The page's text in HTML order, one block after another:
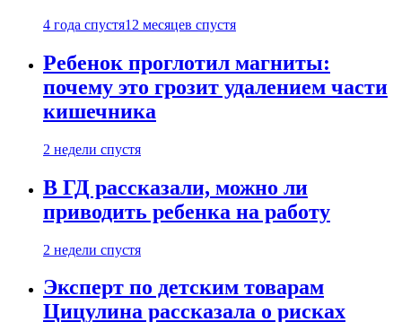
4 года спустя12 месяцев спустя
Ребенок проглотил магниты:
почему это грозит удалением части
кишечника
2 недели спустя
В ГД рассказали, можно ли
приводить ребенка на работу
2 недели спустя
Эксперт по детским товарам
Цицулина рассказала о рисках